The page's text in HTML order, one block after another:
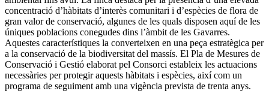
concentració d’hàbitats d’interès comunitari i d’espècies de flora de
gran valor de conservació, algunes de les quals disposen aquí de les
úniques poblacions conegudes dins l’àmbit de les Gavarres.
Aquestes característiques la converteixen en una peça estratègica per
a la conservació de la biodiversitat del massís. El Pla de Mesures de
Conservació i Gestió elaborat pel Consorci estableix les actuacions
necessàries per protegir aquests hàbitats i espècies, així com un
programa de seguiment amb una vigència prevista de trenta anys.